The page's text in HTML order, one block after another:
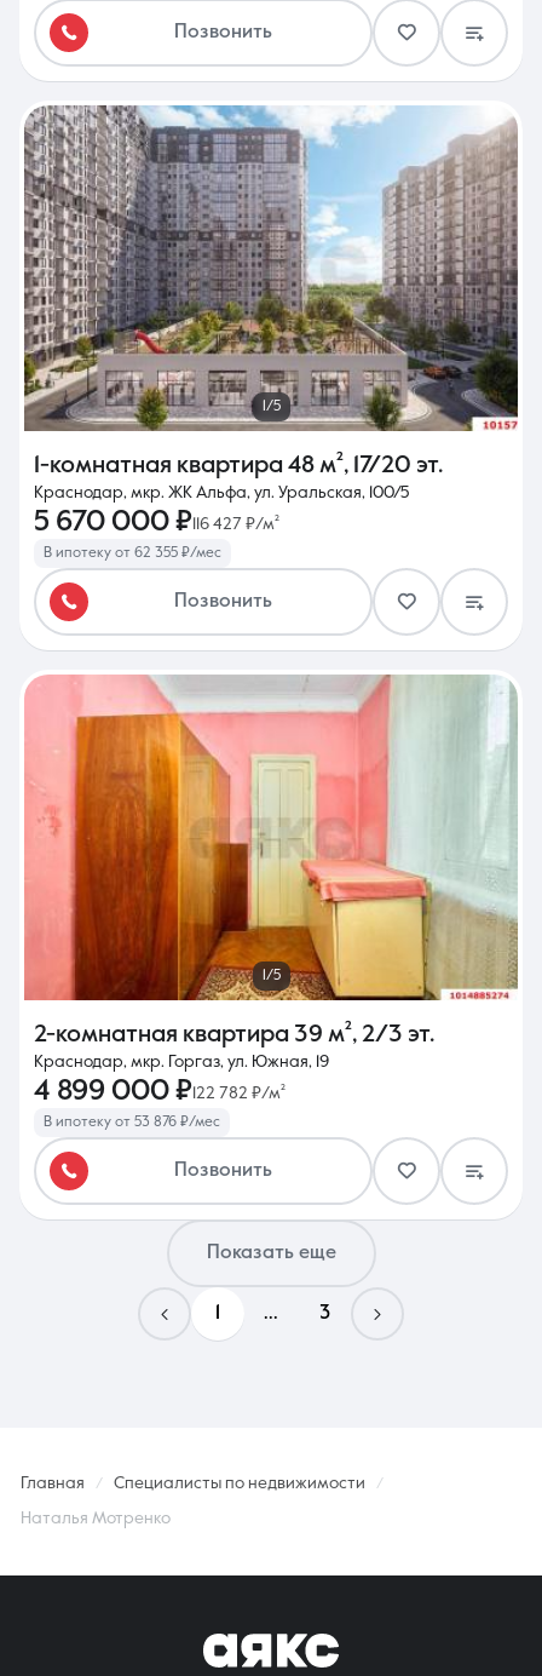
Позвонить
1/5
1-комнатная квартира 48 м², 17/20 эт.
Краснодар, мкр. ЖК Альфа, ул. Уральская, 100/5
5 670 000 ₽ 116 427 ₽/м²
В ипотеку от 62 355 ₽/мес
Позвонить
1/5
2-комнатная квартира 39 м², 2/3 эт.
Краснодар, мкр. Горгаз, ул. Южная, 19
4 899 000 ₽ 122 782 ₽/м²
В ипотеку от 53 876 ₽/мес
Позвонить
Показать еще
1 ... 3
Главная Специалисты по недвижимости
Наталья Мотренко